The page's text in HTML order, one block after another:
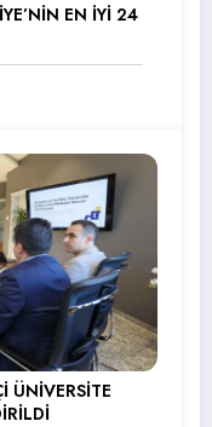
EN İYİ 24
ÜNİVERSİTE